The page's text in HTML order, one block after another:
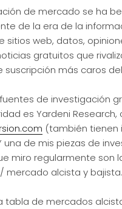
de mercado se ha
de la era de la
sitios web, datos,
gratuitos que
suscripción más caros
de investigación
es Yardeni
(también tienen
una de mis piezas de
miro regularmente son
mercado alcista y bajista.
tabla de mercados